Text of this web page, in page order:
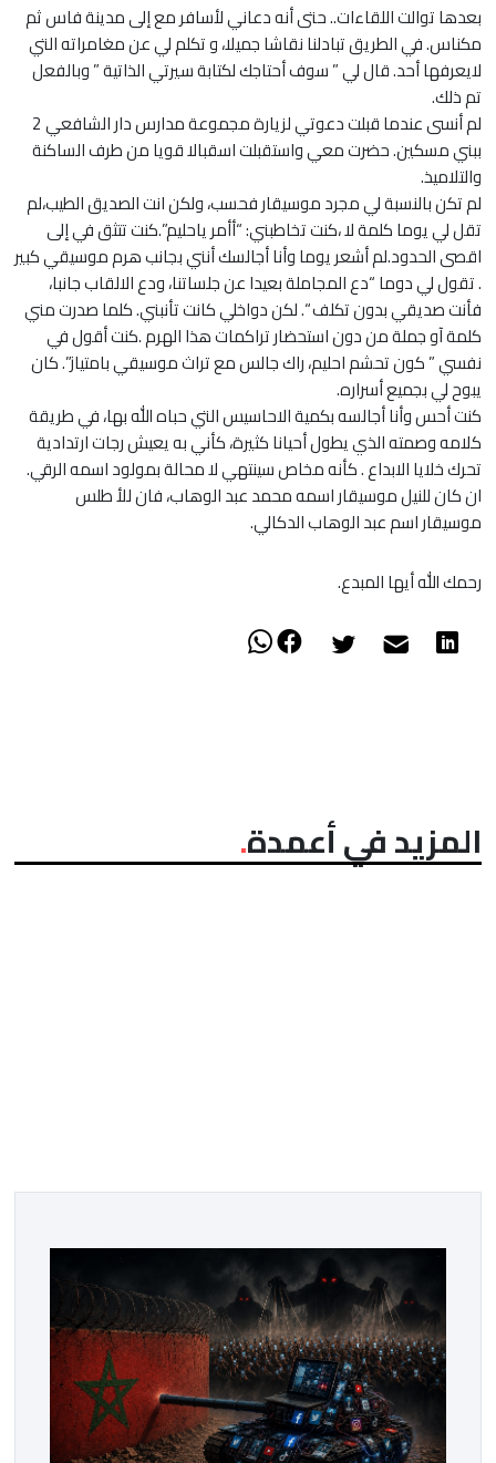
بعدها توالت اللقاءات.. حتى أنه دعاني لأسافر مع إلى مدينة فاس ثم
مكناس. في الطريق تبادلنا نقاشا جميلا، و تكلم لي عن مغامراته التي
لايعرفها أحد. قال لي ” سوف أحتاجك لكتابة سيرتي الذاتية ” وبالفعل
تم ذلك.
لم أنسى عندما قبلت دعوتي لزيارة مجموعة مدارس دار الشافعي 2
ببني مسكين. حضرت معي واستقبلت اسقبالا قويا من طرف الساكنة
والتلاميذ.
لم تكن بالنسبة لي مجرد موسيقار فحسب، ولكن انت الصديق الطيب،لم
تقل لي يوما كلمة لا ،كنت تخاطبني: “أأمر ياحليم”.كنت تتثق في إلى
اقصى الحدود.لم أشعر يوما وأنا أجالسك أنني بجانب هرم موسيقي كبير
. تقول لي دوما “دع المجاملة بعيدا عن جلساتنا، ودع الالقاب جانبا،
فأنت صديقي بدون تكلف “. لكن دواخلي كانت تأنبني. كلما صدرت مني
كلمة آو جملة من دون استحضار تراكمات هذا الهرم .كنت أقول في
نفسي ” كون تحشم احليم، راك جالس مع تراث موسيقي بامتياز”. كان
يبوح لي بجميع أسراره.
كنت أحس وأنا أجالسه بكمية الاحاسيس التي حباه الله بها، في طريقة
كلامه وصمته الذي يطول أحيانا كثيرة، كأني به يعيش رجات ارتدادية
تحرك خلايا الابداع . كأنه مخاص سينتهي لا محالة بمولود اسمه الرقي.
ان كان للنيل موسيقار اسمه محمد عبد الوهاب، فان للأ طلس
موسيقار اسم عبد الوهاب الدكالي.
رحمك الله أيها المبدع.
المزيد في أعمدة